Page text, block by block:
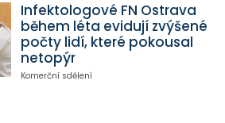
Infektologové FN Ostrava
během léta evidují zvýšené
počty lidí, které pokousal
netopýr
Komerční sdělení